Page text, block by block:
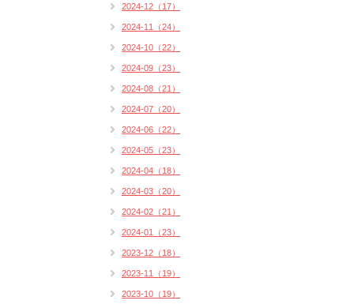
2024-12（17）
2024-11（24）
2024-10（22）
2024-09（23）
2024-08（21）
2024-07（20）
2024-06（22）
2024-05（23）
2024-04（18）
2024-03（20）
2024-02（21）
2024-01（23）
2023-12（18）
2023-11（19）
2023-10（19）